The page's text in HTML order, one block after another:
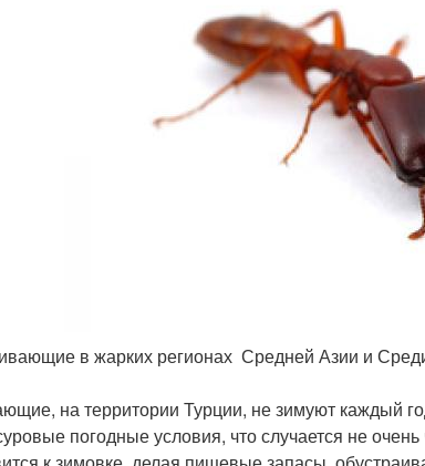
в жарких регионах Средней Азии и
на территории Турции, не зимуют каждый
погодные условия, что случается не